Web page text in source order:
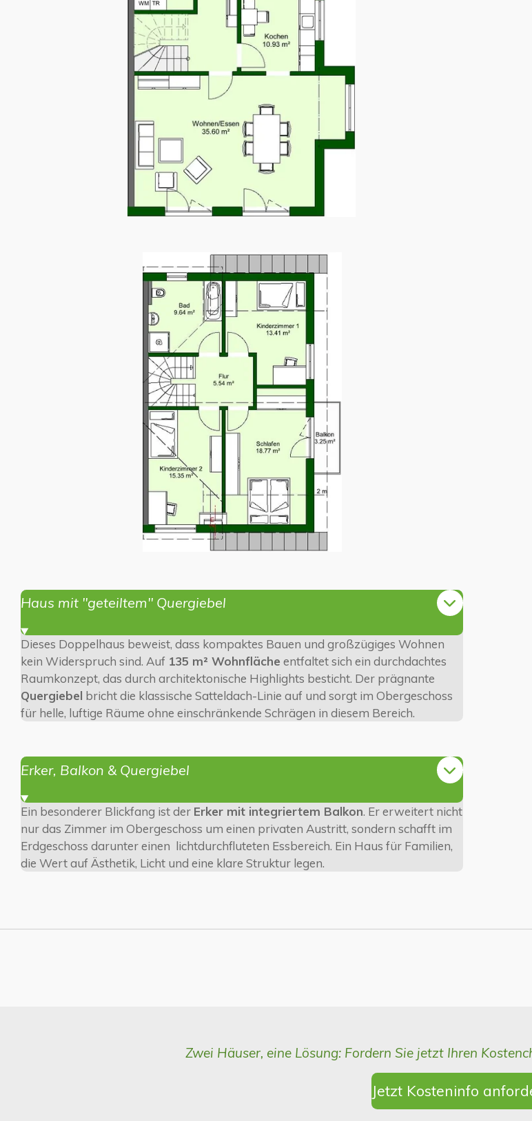
Haus mit "geteiltem" Quergiebel
Dieses Doppelhaus beweist, dass kompaktes Bauen und großzügiges Wohnen
kein Widerspruch sind. Auf 135 m² Wohnfläche entfaltet sich ein durchdachtes
Raumkonzept, das durch architektonische Highlights besticht. Der prägnante
Quergiebel bricht die klassische Satteldach-Linie auf und sorgt im Obergeschoss
für helle, luftige Räume ohne einschränkende Schrägen in diesem Bereich.
Erker, Balkon & Quergiebel
Ein besonderer Blickfang ist der Erker mit integriertem Balkon. Er erweitert nicht
nur das Zimmer im Obergeschoss um einen privaten Austritt, sondern schafft im
Erdgeschoss darunter einen lichtdurchfluteten Essbereich. Ein Haus für Familien,
die Wert auf Ästhetik, Licht und eine klare Struktur legen.
Zwei Häuser, eine Lösung: Fordern Sie jetzt Ihren
Jetzt Kosteninfo